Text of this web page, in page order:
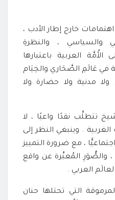
خارج إطار الأدب ،
والسياسي ، والنظرةِ
العربية باعتبارها
في عَالَمِ الصَّحَاري والخِيَام
مدنية ولا حضارة ولا
تتطلَّب نقدًا واعيًا ، لا
. وينبغي النظر إلى
، مع ضرورة التمييز
والصُّوَرِ المُعبِّرة عن واقع
العربي .
التي تحتلها حنان